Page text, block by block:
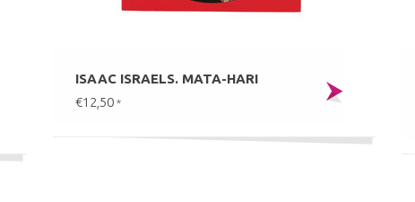
ISAAC ISRAELS. MATA-HARI
€12,50 *